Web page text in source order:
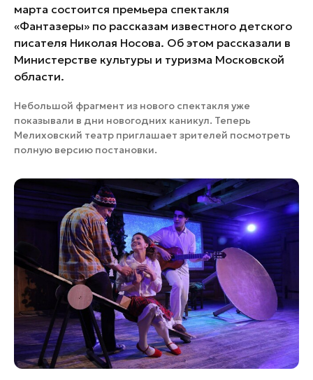
марта состоится премьера спектакля
«Фантазеры» по рассказам известного детского
писателя Николая Носова. Об этом рассказали в
Министерстве культуры и туризма Московской
области.
Небольшой фрагмент из нового спектакля уже
показывали в дни новогодних каникул. Теперь
Мелиховский театр приглашает зрителей посмотреть
полную версию постановки.